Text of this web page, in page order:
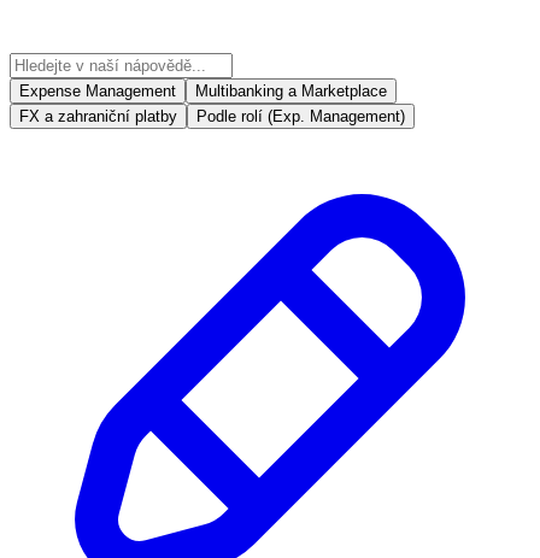
Expense Management
Multibanking a Marketplace
FX a zahraniční platby
Podle rolí (Exp. Management)